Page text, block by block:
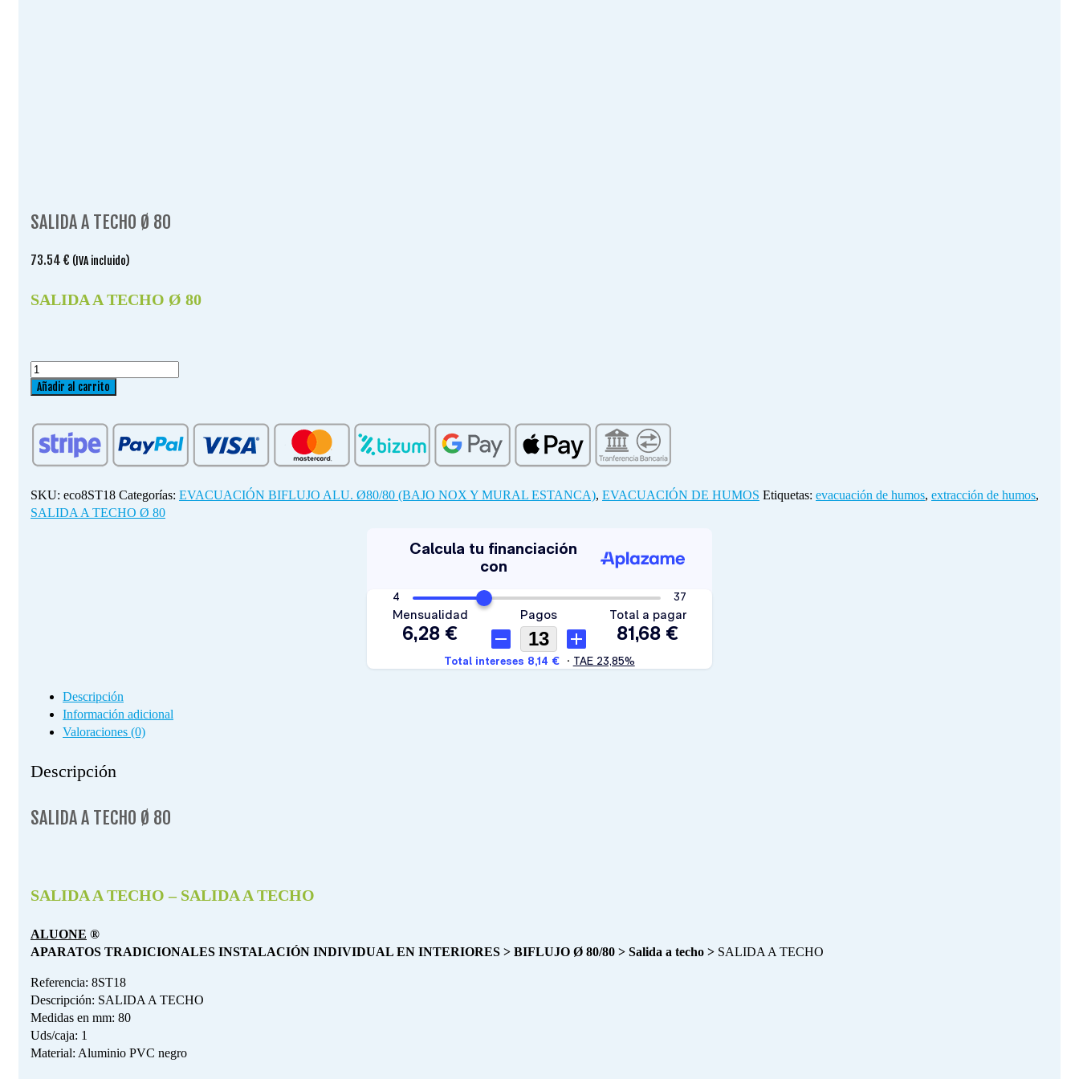
SALIDA A TECHO Ø 80
73.54 € (IVA incluido)
SALIDA A TECHO Ø 80
SALIDA
A
Ø
80
cantidad
Añadir al carrito
SKU: eco8ST18 Categorías: EVACUACIÓN BIFLUJO ALU. Ø80/80 (BAJO NOX Y MURAL ESTANCA), EVACUACIÓN DE HUMOS Etiquetas: evacuación de humos, extracción de humos,
SALIDA A TECHO Ø 80
Descripción
Información adicional
Valoraciones (0)
Descripción
SALIDA A TECHO Ø 80
SALIDA A TECHO – SALIDA A TECHO
ALUONE ®
APARATOS TRADICIONALES INSTALACIÓN INDIVIDUAL EN INTERIORES > BIFLUJO Ø 80/80 > Salida a techo > SALIDA A TECHO
Referencia: 8ST18
Descripción: SALIDA A TECHO
Medidas en mm: 80
Uds/caja: 1
Material: Aluminio PVC negro